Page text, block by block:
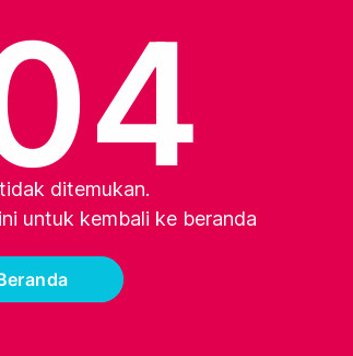
ditemukan.
untuk kembali ke beranda